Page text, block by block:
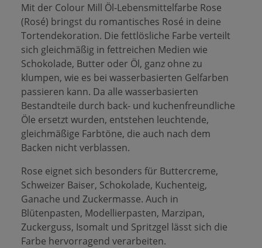
Mit der Colour Mill Öl-Lebensmittelfarbe Rose
(Rosé) bringst du romantisches Rosé in deine
Tortendekoration. Die fettlösliche Farbe verteilt
sich gleichmäßig in fettreichen Medien wie
Schokolade, Butter oder Öl, ganz ohne zu
klumpen, wie es bei wasserbasierten Gelfarben
passieren kann. Da alle wasserbasierten
Bestandteile durch back- und kuchenfreundliche
Öle ersetzt wurden, entstehen leuchtende,
gleichmäßige Farbtöne, die auch nach dem
Backen nicht verblassen.
Rose eignet sich besonders für Buttercreme,
Schweizer Baiser, Schokolade, Kuchenteig,
Ganache und Zuckermasse. Auch in
Blütenpasten, Modellierpasten, Marzipan,
Zuckerguss, Isomalt und Spritzgel lässt sich die
Farbe hervorragend verarbeiten.